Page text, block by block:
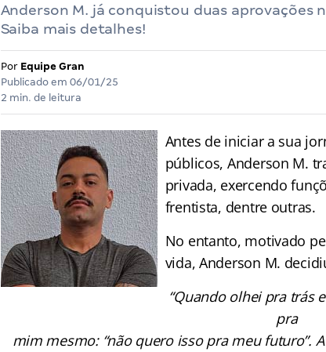
Anderson M. já conquistou duas aprovações
Saiba mais detalhes!
Por Equipe Gran
Publicado em 06/01/25
2 min. de leitura
Antes de iniciar a sua
públicos, Anderson M.
privada, exercendo
frentista, dentre outras.
No entanto, motivado
vida, Anderson M.
“Quando olhei pra trás
pra
mim mesmo: “não quero isso pra meu futuro”.